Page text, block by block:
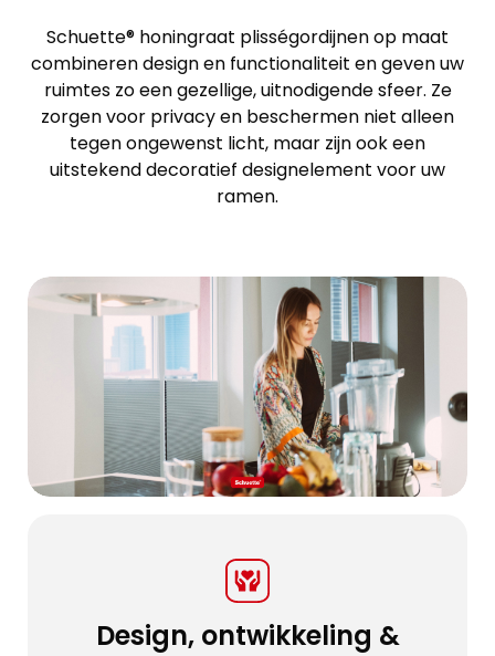
Schuette® honingraat plisségordijnen op maat
combineren design en functionaliteit en geven uw
ruimtes zo een gezellige, uitnodigende sfeer. Ze
zorgen voor privacy en beschermen niet alleen
tegen ongewenst licht, maar zijn ook een
uitstekend decoratief designelement voor uw
ramen.
Design, ontwikkeling &